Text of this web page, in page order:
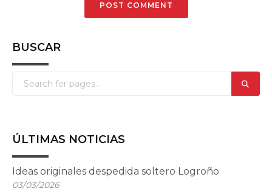
BUSCAR
ÚLTIMAS NOTICIAS
Ideas originales despedida soltero Logroño
03/03/2026